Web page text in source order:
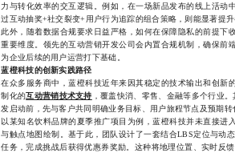
力与转化效率的交互逻辑。例如，在一场新品发布的线上活动
过互动抽奖+社交裂变+用户行为追踪的组合策略，则能显著提
此外，随着数据合规要求日益严格，如何在保障隐私的前提下
重要维度。领先的互动营销开发公司会内置合规机制，确保前
为企业后续的用户运营打下基础。
蓝橙科技的创新实践路径
在众多服务商中，蓝橙科技近年来因其稳定的技术输出和创新
制化的互动营销技术支持 ，覆盖快消、零售、金融等多个行业
发启动前，先与客户共同明确业务目标、用户旅程节点及预期转
以某知名饮料品牌的夏季推广项目为例，蓝橙科技并未直接进
与触点地图绘制。基于此，团队设计了一套结合LBS定位与动
任务，完成挑战后获得优惠券奖励。这种将地理位置、实时反